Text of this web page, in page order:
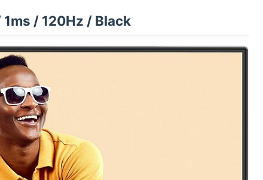
/ 120Hz / Black